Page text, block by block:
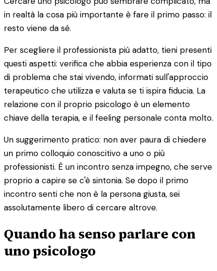
in realtà la cosa più importante è fare il primo passo: il
resto viene da sé.
Per scegliere il professionista più adatto, tieni presenti
questi aspetti: verifica che abbia esperienza con il tipo
di problema che stai vivendo, informati sull'approccio
terapeutico che utilizza e valuta se ti ispira fiducia. La
relazione con il proprio psicologo è un elemento
chiave della terapia, e il feeling personale conta molto.
Un suggerimento pratico: non aver paura di chiedere
un primo colloquio conoscitivo a uno o più
professionisti. È un incontro senza impegno, che serve
proprio a capire se c'è sintonia. Se dopo il primo
incontro senti che non è la persona giusta, sei
assolutamente libero di cercare altrove.
Quando ha senso parlare con
uno psicologo